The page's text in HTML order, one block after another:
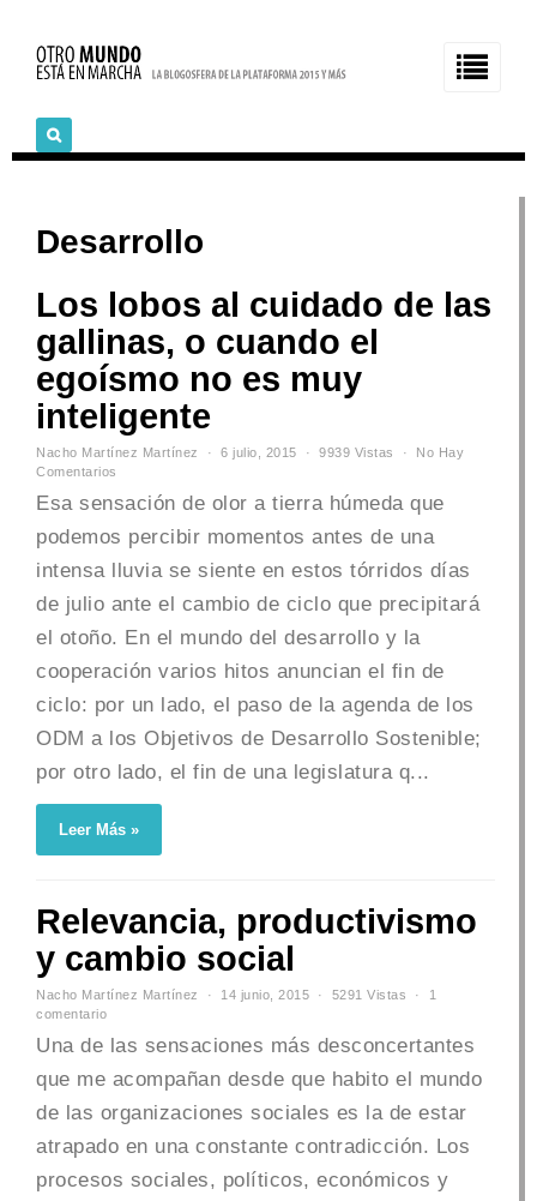
Desarrollo
Los lobos al cuidado de las
gallinas, o cuando el
egoísmo no es muy
inteligente
Nacho Martínez Martínez 6 julio, 2015 9939 Vistas
No Hay
Comentarios
Esa sensación de olor a tierra húmeda que
podemos percibir momentos antes de una
intensa lluvia se siente en estos tórridos días
de julio ante el cambio de ciclo que precipitará
el otoño. En el mundo del desarrollo y la
cooperación varios hitos anuncian el fin de
ciclo: por un lado, el paso de la agenda de los
ODM a los Objetivos de Desarrollo Sostenible;
por otro lado, el fin de una legislatura q...
Leer Más »
Relevancia, productivismo
y cambio social
Nacho Martínez Martínez 14 junio, 2015 5291 Vistas
1
comentario
Una de las sensaciones más desconcertantes
que me acompañan desde que habito el mundo
de las organizaciones sociales es la de estar
atrapado en una constante contradicción. Los
procesos sociales, políticos, económicos y